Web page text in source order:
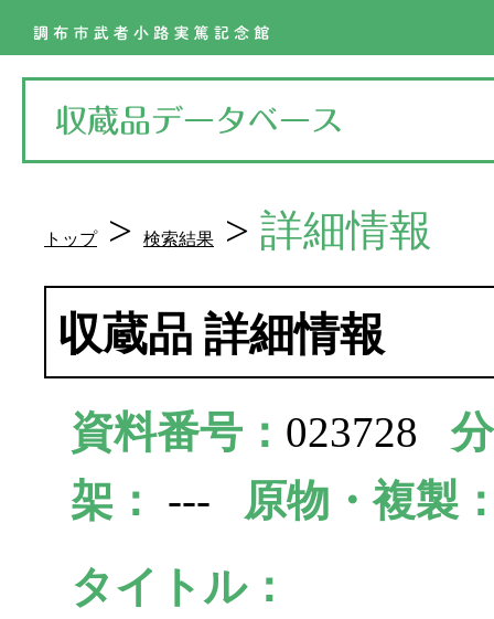
トップ> 検索結果 > 詳細情報
収蔵品 詳細情報
資料番号： 023728
架：
--- 原物・複製
タイトル：